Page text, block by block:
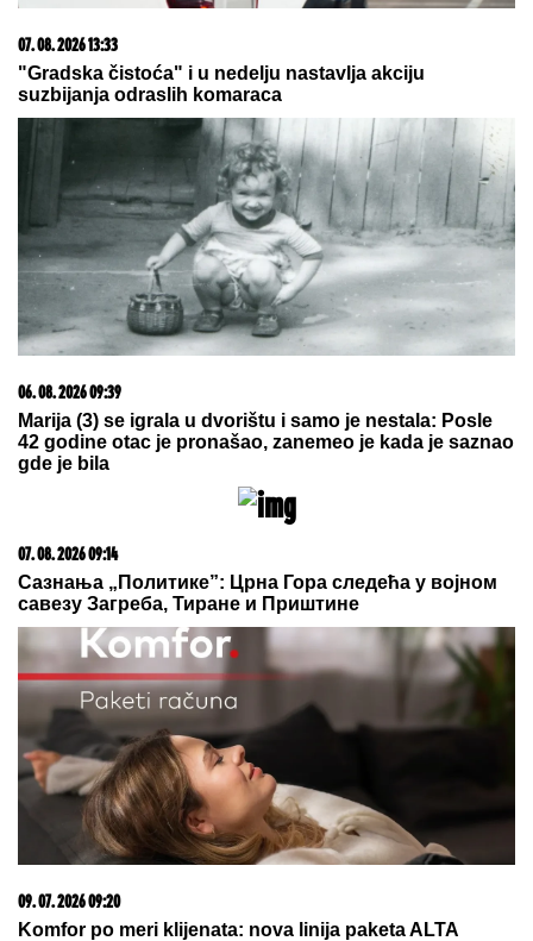
07. 08. 2026 09:47
Čiji hromozom određuje pol deteta? XX rađa se
devojčica, XY rađa se dečak
07. 08. 2026 13:33
OVDE VEĆ PLjUŠTI I GRMI! sTIŽE NEVREME: Evo gde
se do kraja dana u Srbiji očekuju pljuskovi sa
grmljavinom